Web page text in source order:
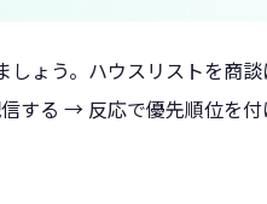
しょう。ハウスリストを商
する → 反応で優先順位を